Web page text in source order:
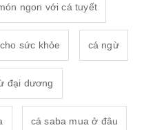
ngon với cá tuyết
sức khỏe cá ngừ
đại dương
cá saba mua ở đâu